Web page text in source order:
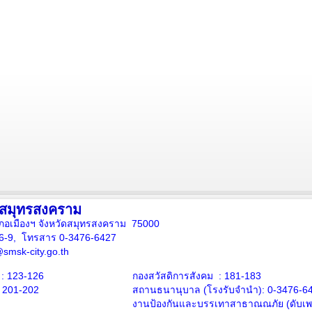
มุทรสงคราม
อเมืองฯ จังหวัดสมุทรสงคราม 75000
9, โทรสาร 0-3476-6427
city.go.th
123-126
202
กองสวัสดิการสังคม : 181-183
สถานธนานุบาล (โรงรับจำนำ): 0-3476-
งานป้องกันและบรรเทาสาธาณณภัย (ดับเ